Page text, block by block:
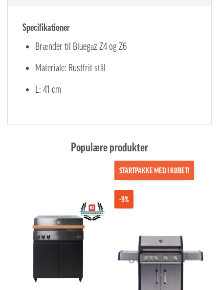
Specifikationer
Brænder til Bluegaz Z4 og Z6
Materiale: Rustfrit stål
L: 41 cm
Populære produkter
-9%
STARTPAKKE MED I KØBET!